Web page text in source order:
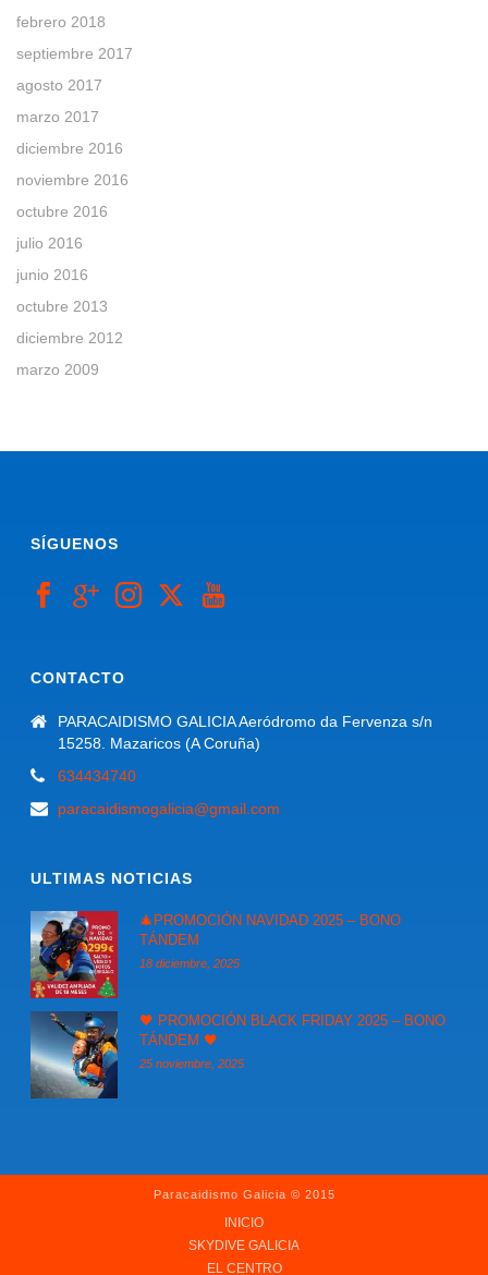
febrero 2018
septiembre 2017
agosto 2017
marzo 2017
diciembre 2016
noviembre 2016
octubre 2016
julio 2016
junio 2016
octubre 2013
diciembre 2012
marzo 2009
SÍGUENOS
CONTACTO
PARACAIDISMO GALICIA Aeródromo da Fervenza s/n
15258. Mazaricos (A Coruña)
634434740
paracaidismogalicia@gmail.com
ULTIMAS NOTICIAS
🎄PROMOCIÓN NAVIDAD 2025 – BONO
TÁNDEM
18 diciembre, 2025
🖤 PROMOCIÓN BLACK FRIDAY 2025 – BONO
TÁNDEM 🖤
25 noviembre, 2025
Paracaidismo Galicia © 2015
INICIO
SKYDIVE GALICIA
EL CENTRO